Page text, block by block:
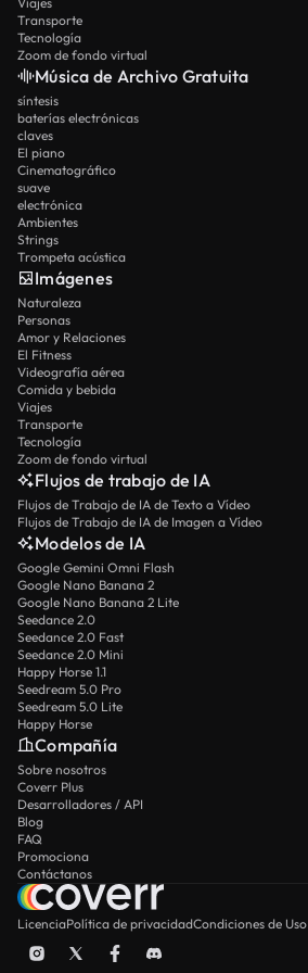
Transporte
Tecnología
Zoom de fondo virtual
Música de Archivo Gratuita
síntesis
baterías electrónicas
claves
El piano
Cinematográfico
suave
electrónica
Ambientes
Strings
Trompeta acústica
Imágenes
Naturaleza
Personas
Amor y Relaciones
El Fitness
Videografía aérea
Comida y bebida
Viajes
Transporte
Tecnología
Zoom de fondo virtual
Flujos de trabajo de IA
Flujos de Trabajo de IA de Texto a Vídeo
Flujos de Trabajo de IA de Imagen a Vídeo
Modelos de IA
Google Gemini Omni Flash
Google Nano Banana 2
Google Nano Banana 2 Lite
Seedance 2.0
Seedance 2.0 Fast
Seedance 2.0 Mini
Happy Horse 1.1
Seedream 5.0 Pro
Seedream 5.0 Lite
Happy Horse
Compañía
Sobre nosotros
Coverr Plus
Desarrolladores / API
Blog
FAQ
Promociona
Contáctanos
LicenciaPolítica de privacidadCondiciones de Uso